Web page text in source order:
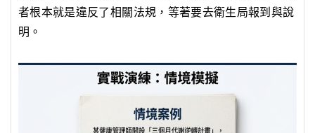
者根本就是違反了相關法規，等著要去衛生局報到與說
明。